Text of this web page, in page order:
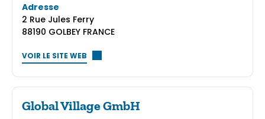
Adresse
2 Rue Jules Ferry
88190 GOLBEY FRANCE
VOIR LE SITE WEB
Global Village GmbH